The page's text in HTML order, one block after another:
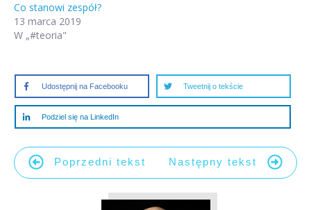
Co stanowi zespół?
13 marca 2019
W „#teoria"
Udostępnij na Facebooku Tweetnij o tekście
Podziel się na LinkedIn
Poprzedni tekst Następny tekst